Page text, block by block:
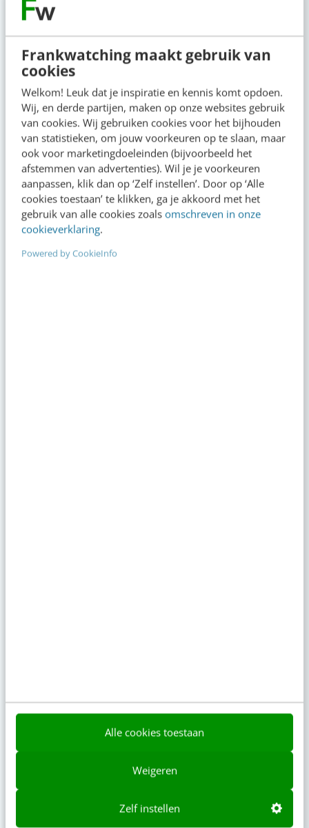
Frankwatching maakt gebruik van
cookies
Welkom! Leuk dat je inspiratie en kennis komt opdoen.
Wij, en derde partijen, maken op onze websites gebruik
van cookies. Wij gebruiken cookies voor het bijhouden
van statistieken, om jouw voorkeuren op te slaan, maar
ook voor marketingdoeleinden (bijvoorbeeld het
afstemmen van advertenties). Wil je je voorkeuren
aanpassen, klik dan op ‘Zelf instellen’. Door op ‘Alle
cookies toestaan’ te klikken, ga je akkoord met het
gebruik van alle cookies zoals omschreven in onze
cookieverklaring.
Powered by CookieInfo
Alle cookies toestaan
Weigeren
Zelf instellen
Social media & AI
8 aug 2026· 3 min·
meer genoeg is
5 min